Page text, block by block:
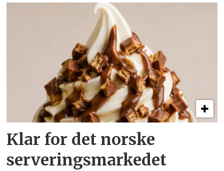
Klar for det norske
serveringsmarkedet